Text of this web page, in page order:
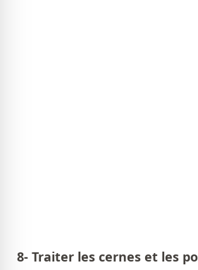
8- Traiter les cernes et les